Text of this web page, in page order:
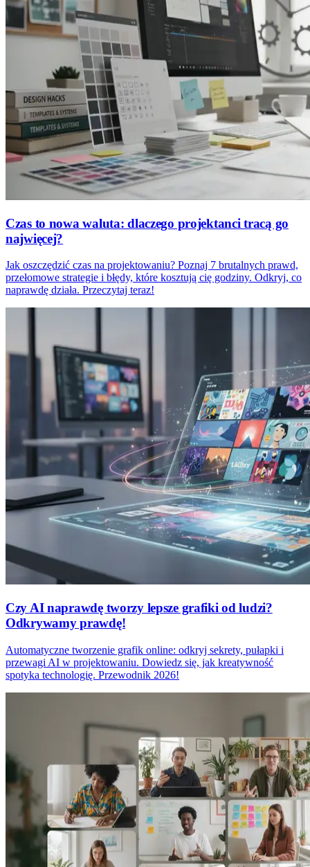
Czas to nowa waluta: dlaczego projektanci tracą go
najwięcej?
Jak oszczędzić czas na projektowaniu? Poznaj 7 brutalnych prawd,
przełomowe strategie i błędy, które kosztują cię godziny. Odkryj, co
naprawdę działa. Przeczytaj teraz!
Czy AI naprawdę tworzy lepsze grafiki od ludzi?
Odkrywamy prawdę!
Automatyczne tworzenie grafik online: odkryj sekrety, pułapki i
przewagi AI w projektowaniu. Dowiedz się, jak kreatywność
spotyka technologię. Przewodnik 2026!